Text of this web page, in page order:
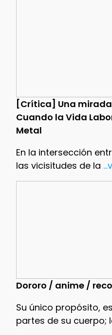
[Crítica] Una
Cuando la Vida
Metal
En la intersección
las vicisitudes de la
Dororo / anime /
Su único propósito,
partes de su cuerpo;